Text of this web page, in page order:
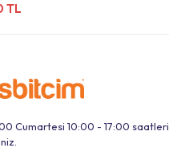
TL
Cumartesi 10:00 - 17:00 saatleri